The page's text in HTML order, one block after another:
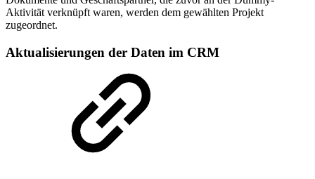
Aktivität verknüpft waren, werden dem gewählten Projekt
zugeordnet.
Aktualisierungen der Daten im CRM